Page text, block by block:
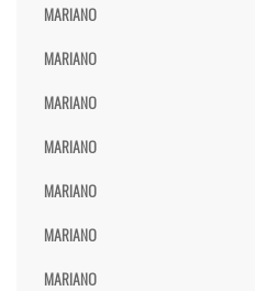
MARIANO
MARIANO
MARIANO
MARIANO
MARIANO
MARIANO
MARIANO